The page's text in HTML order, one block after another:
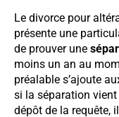
Le divorce pour
présente une
de prouver une
moins un an au
préalable s’ajoute
si la séparation
dépôt de la requête,